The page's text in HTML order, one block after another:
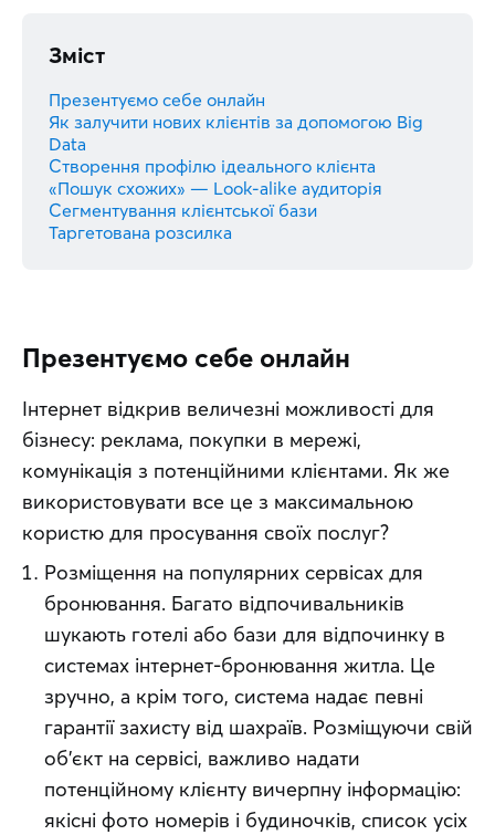
Зміст
Презентуємо себе онлайн
Як залучити нових клієнтів за допомогою Big
Data
Створення профілю ідеального клієнта
«Пошук схожих» — Look-alike аудиторія
Сегментування клієнтської бази
Таргетована розсилка
Презентуємо себе онлайн
Інтернет відкрив величезні можливості для
бізнесу: реклама, покупки в мережі,
комунікація з потенційними клієнтами. Як же
використовувати все це з максимальною
користю для просування своїх послуг?
Розміщення на популярних сервісах для
бронювання. Багато відпочивальників
шукають готелі або бази для відпочинку в
системах інтернет-бронювання житла. Це
зручно, а крім того, система надає певні
гарантії захисту від шахраїв. Розміщуючи свій
об’єкт на сервісі, важливо надати
потенційному клієнту вичерпну інформацію:
якісні фото номерів і будиночків, список усіх